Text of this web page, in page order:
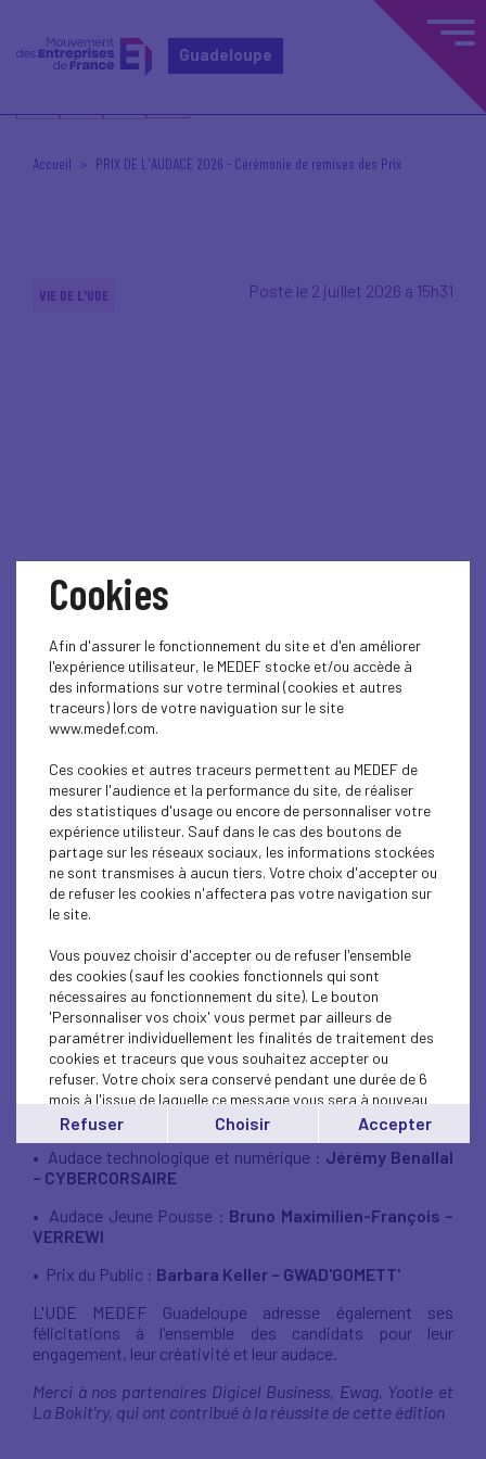
Guadeloupe
Accueil PRIX DE L'AUDACE 2026 - Cérémonie de remises des Prix
VIE DE L'UDE Posté le 2 juillet 2026 à 15h31
PRIX DE L'AUDACE 2026 -
Cérémonie de remises
des Prix
Retour sur une belle soirée placée sous le signe de
l'innovation, de l'engagement et de l'entrepreneuriat !
À l'occasion de la cérémonie du Prix de l'Audace 2026,
des entrepreneurs qui, chaque jour, contribuent au
dynamisme économique de notre territoire.
Félicitations aux lauréats de cette édition :
•⁠ ⁠Audace de Service :Ydriss Grandisson – CARE FWI
•⁠ ⁠Audace Industrielle :Joan Virapin et Ludivine
Guiriaboye – ZANMANN
•⁠ ⁠Audace technologique et numérique : Jérémy Benallal
– CYBERCORSAIRE
•⁠ ⁠Audace Jeune Pousse : Bruno Maximilien-François –
VERREWI
•⁠ ⁠Prix du Public : Barbara Keller – GWAD'GOMETT'
L'UDE MEDEF Guadeloupe adresse également ses
félicitations à l'ensemble des candidats pour leur
engagement, leur créativité et leur audace.
Merci à nos partenaires Digicel Business, Ewag, Yootle et
La Bokit'ry, qui ont contribué à la réussite de cette édition
Cookies
Afin d'assurer le fonctionnement du site et d'en améliorer
l'expérience utilisateur, le MEDEF stocke et/ou accède à
des informations sur votre terminal (cookies et autres
traceurs) lors de votre naviguation sur le site
www.medef.com.
Ces cookies et autres traceurs permettent au MEDEF de
mesurer l'audience et la performance du site, de réaliser
des statistiques d'usage ou encore de personnaliser votre
expérience utilisteur. Sauf dans le cas des boutons de
partage sur les réseaux sociaux, les informations stockées
ne sont transmises à aucun tiers. Votre choix d'accepter ou
de refuser les cookies n'affectera pas votre navigation sur
le site.
Vous pouvez choisir d'accepter ou de refuser l'ensemble
des cookies (sauf les cookies fonctionnels qui sont
nécessaires au fonctionnement du site). Le bouton
'Personnaliser vos choix' vous permet par ailleurs de
paramétrer individuellement les finalités de traitement des
cookies et traceurs que vous souhaitez accepter ou
refuser. Votre choix sera conservé pendant une durée de 6
mois à l'issue de laquelle ce message vous sera à nouveau
affiché..
Vous pouvez modifier votre choix à tout moment en
cliquant sur le lien'cookies'en bas de page.
Refuser Choisir Accepter